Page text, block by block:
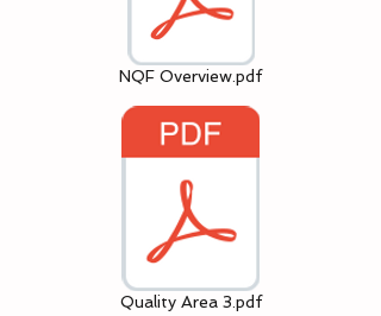
NQF Overview.pdf
Quality Area 3.pdf